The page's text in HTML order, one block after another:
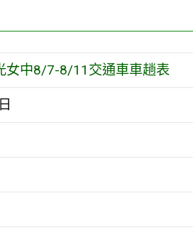
女中8/7-8/11交通車車趟表